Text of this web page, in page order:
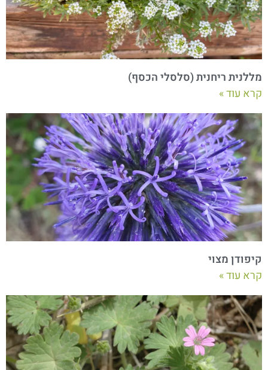
מללנית ריחנית (סלסלי הכסף)
קרא עוד »
קיפודן מצוי
קרא עוד »